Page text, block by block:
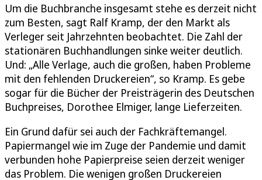
Um die Buchbranche insgesamt stehe es derzeit nicht
zum Besten, sagt Ralf Kramp, der den Markt als
Verleger seit Jahrzehnten beobachtet. Die Zahl der
stationären Buchhandlungen sinke weiter deutlich.
Und: „Alle Verlage, auch die großen, haben Probleme
mit den fehlenden Druckereien“, so Kramp. Es gebe
sogar für die Bücher der Preisträgerin des Deutschen
Buchpreises, Dorothee Elmiger, lange Lieferzeiten.
Ein Grund dafür sei auch der Fachkräftemangel.
Papiermangel wie im Zuge der Pandemie und damit
verbunden hohe Papierpreise seien derzeit weniger
das Problem. Die wenigen großen Druckereien